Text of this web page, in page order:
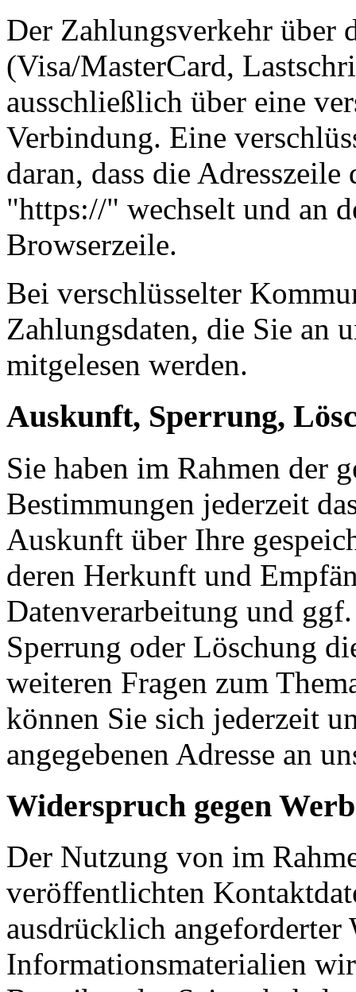
Der Zahlungsverkehr über
(Visa/MasterCard,
ausschließlich über eine
Verbindung. Eine
daran, dass die
"https://" wechselt und an
Browserzeile.
Bei verschlüsselter
Zahlungsdaten, die Sie an
mitgelesen werden.
Auskunft, Sperrung,
Sie haben im Rahmen der
Bestimmungen jederzeit
Auskunft über Ihre
deren Herkunft und
Datenverarbeitung und
Sperrung oder Löschung
weiteren Fragen zum
können Sie sich jederzeit
angegebenen Adresse an
Widerspruch gegen
Der Nutzung von im
veröffentlichten
ausdrücklich angeforderter
Informationsmaterialien